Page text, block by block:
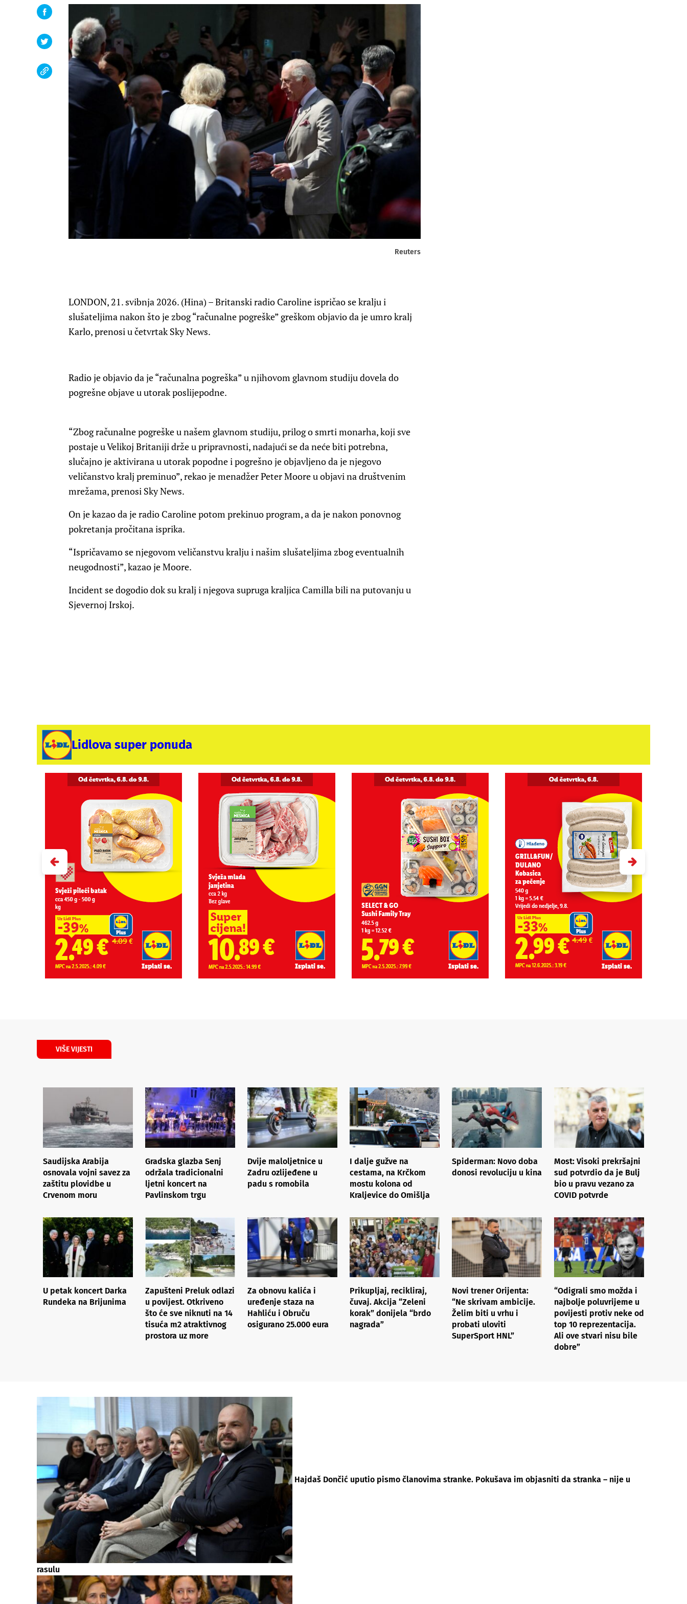
Reuters
LONDON, 21. svibnja 2026. (Hina) – Britanski radio Caroline ispričao se kralju i
slušateljima nakon što je zbog “računalne pogreške” greškom objavio da je umro kralj
Karlo, prenosi u četvrtak Sky News.
Radio je objavio da je “računalna pogreška” u njihovom glavnom studiju dovela do
pogrešne objave u utorak poslijepodne.
“Zbog računalne pogreške u našem glavnom studiju, prilog o smrti monarha, koji sve
postaje u Velikoj Britaniji drže u pripravnosti, nadajući se da neće biti potrebna,
slučajno je aktivirana u utorak popodne i pogrešno je objavljeno da je njegovo
veličanstvo kralj preminuo”, rekao je menadžer Peter Moore u objavi na društvenim
mrežama, prenosi Sky News.
On je kazao da je radio Caroline potom prekinuo program, a da je nakon ponovnog
pokretanja pročitana isprika.
“Ispričavamo se njegovom veličanstvu kralju i našim slušateljima zbog eventualnih
neugodnosti”, kazao je Moore.
Incident se dogodio dok su kralj i njegova supruga kraljica Camilla bili na putovanju u
Sjevernoj Irskoj.
Lidlova super ponuda
VIŠE VIJESTI
Saudijska Arabija
osnovala vojni savez za
zaštitu plovidbe u
Crvenom moru
Gradska glazba Senj
održala tradicionalni
ljetni koncert na
Pavlinskom trgu
Dvije maloljetnice u
Zadru ozlijeđene u
padu s romobila
I dalje gužve na
cestama, na Krčkom
mostu kolona od
Kraljevice do Omišlja
Spiderman: Novo doba
donosi revoluciju u kina
Most: Visoki prekršajni
sud potvrdio da je Bulj
bio u pravu vezano za
COVID potvrde
U petak koncert Darka
Rundeka na Brijunima
Zapušteni Preluk odlazi
u povijest. Otkriveno
što će sve niknuti na 14
tisuća m2 atraktivnog
prostora uz more
Za obnovu kalića i
uređenje staza na
Hahliću i Obruču
osigurano 25.000 eura
Prikupljaj, recikliraj,
čuvaj. Akcija “Zeleni
korak” donijela “brdo
nagrada”
Novi trener Orijenta:
“Ne skrivam ambicije.
Želim biti u vrhu i
probati uloviti
SuperSport HNL”
“Odigrali smo možda i
najbolje poluvrijeme u
povijesti protiv neke od
top 10 reprezentacija.
Ali ove stvari nisu bile
dobre”
Hajdaš Dončić uputio pismo članovima stranke. Pokušava im objasniti da stranka – nije u
rasulu